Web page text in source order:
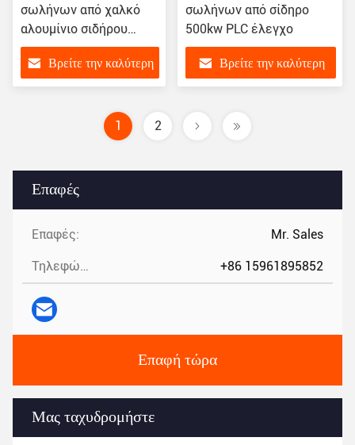
Επαφές
Επαφές: Mr. Sales
Τηλεφώνημα: +86 15961895852
Επαφή τώρα
Μας ταχυδρομήστε
σωλήνων από χαλκό
αλουμίνιο σιδήρου
κατασκευή ODM
Βρείτε την καλύτερη
σωλήνων από σίδηρο
500kw PLC έλεγχο
Βρείτε την καλύτερη
1 2